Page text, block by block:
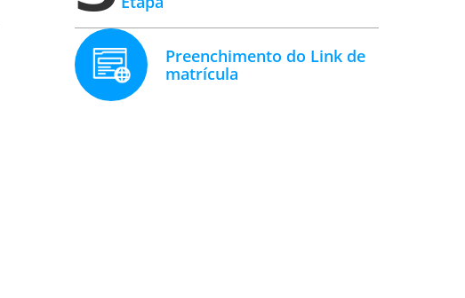
Preenchimento do Link de
matrícula